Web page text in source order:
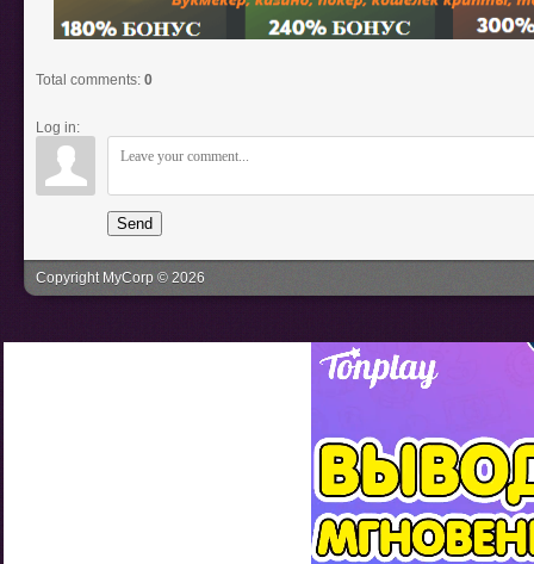
Total comments: 0
Log in:
Send
Copyright MyCorp © 2026